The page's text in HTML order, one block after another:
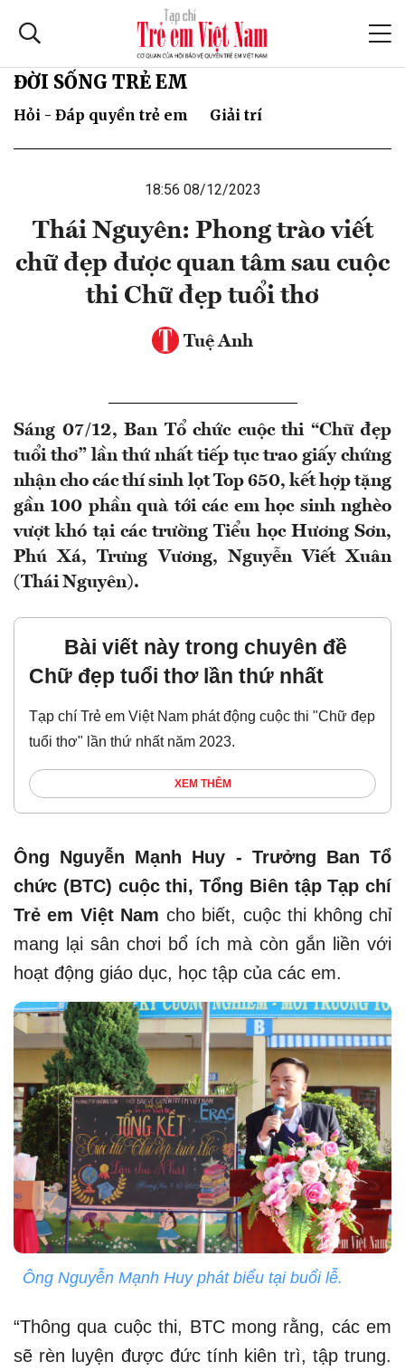
ĐỜI SỐNG TRẺ EM
Hỏi - Đáp quyền trẻ em Giải trí
18:56 08/12/2023
Thái Nguyên: Phong trào viết
chữ đẹp được quan tâm sau cuộc
thi Chữ đẹp tuổi thơ
Tuệ Anh
Sáng 07/12, Ban Tổ chức cuộc thi “Chữ đẹp
tuổi thơ” lần thứ nhất tiếp tục trao giấy chứng
nhận cho các thí sinh lọt Top 650, kết hợp tặng
gần 100 phần quà tới các em học sinh nghèo
vượt khó tại các trường Tiểu học Hương Sơn,
Phú Xá, Trưng Vương, Nguyễn Viết Xuân
(Thái Nguyên).
Bài viết này trong chuyên đề
Chữ đẹp tuổi thơ lần thứ nhất
Tạp chí Trẻ em Việt Nam phát động cuộc thi "Chữ đẹp
tuổi thơ" lần thứ nhất năm 2023.
XEM THÊM
Ông Nguyễn Mạnh Huy - Trưởng Ban Tổ
chức (BTC) cuộc thi, Tổng Biên tập Tạp chí
Trẻ em Việt Nam cho biết, cuộc thi không chỉ
mang lại sân chơi bổ ích mà còn gắn liền với
hoạt động giáo dục, học tập của các em.
Ông Nguyễn Mạnh Huy phát biểu tại buổi lễ.
“Thông qua cuộc thi, BTC mong rằng, các em
sẽ rèn luyện được đức tính kiên trì, tập trung.